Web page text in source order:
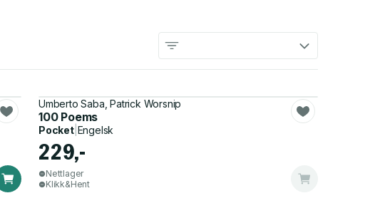
Umberto Saba, Patrick Worsnip
100 Poems
Pocket| Engelsk
229,-
Nettlager
Klikk&Hent